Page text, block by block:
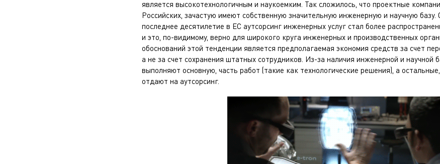
является высокотехнологичным и наукоемким. Так сложилось, что проектные
Российских, зачастую имеют собственную значительную инженерную и научную базу.
последнее десятилетие в ЕС аутсорсинг инженерных услуг стал более
и это, по-видимому, верно для широкого круга инженерных и производственных
обоснований этой тенденции является предполагаемая экономия средств за счет
а не за счет сохранения штатных сотрудников. Из-за наличия инженерной и научной
выполняют основную, часть работ (такие как технологические решения), а
отдают на аутсорсинг.